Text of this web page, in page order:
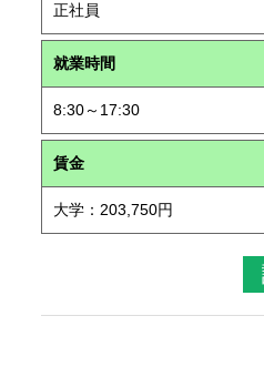
正社員
就業時間
8:30～17:30
賃金
大学：203,750円